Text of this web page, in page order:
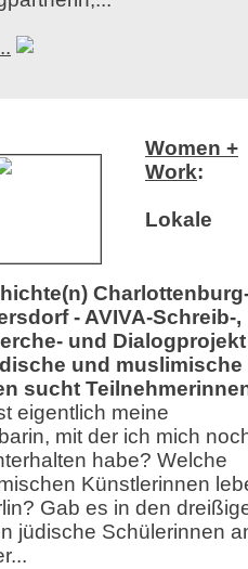
Women +
Work:
Lokale
- AVIVA-Schreib-,
und Dialogprojekt
und muslimische
sucht
eigentlich meine
mit der ich mich
habe? Welche
Künstlerinnen
Gab es in den
jüdische Schülerinnen